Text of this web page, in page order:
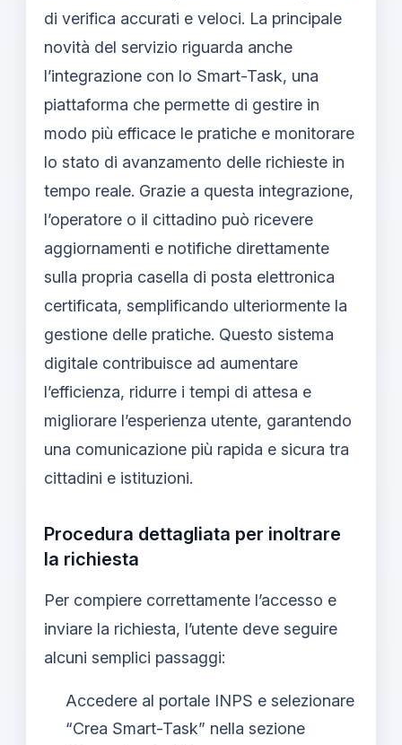
di verifica accurati e veloci. La principale
novità del servizio riguarda anche
l’integrazione con lo Smart-Task, una
piattaforma che permette di gestire in
modo più efficace le pratiche e monitorare
lo stato di avanzamento delle richieste in
tempo reale. Grazie a questa integrazione,
l’operatore o il cittadino può ricevere
aggiornamenti e notifiche direttamente
sulla propria casella di posta elettronica
certificata, semplificando ulteriormente la
gestione delle pratiche. Questo sistema
digitale contribuisce ad aumentare
l’efficienza, ridurre i tempi di attesa e
migliorare l’esperienza utente, garantendo
una comunicazione più rapida e sicura tra
cittadini e istituzioni.
Procedura dettagliata per inoltrare
la richiesta
Per compiere correttamente l’accesso e
inviare la richiesta, l’utente deve seguire
alcuni semplici passaggi:
Accedere al portale INPS e selezionare
“Crea Smart-Task” nella sezione